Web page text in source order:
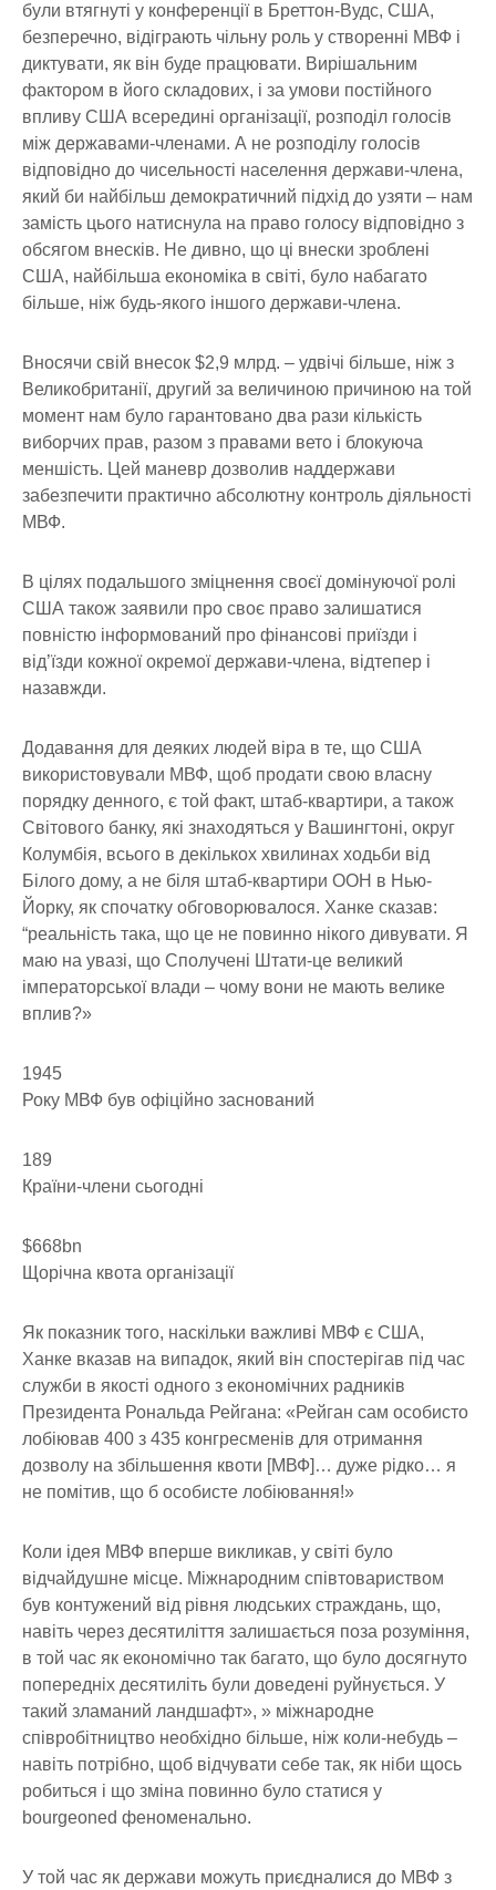
були втягнуті у конференції в Бреттон-Вудс, США,
безперечно, відіграють чільну роль у створенні МВФ і
диктувати, як він буде працювати. Вирішальним
фактором в його складових, і за умови постійного
впливу США всередині організації, розподіл голосів
між державами-членами. А не розподілу голосів
відповідно до чисельності населення держави-члена,
який би найбільш демократичний підхід до узяти – нам
замість цього натиснула на право голосу відповідно з
обсягом внесків. Не дивно, що ці внески зроблені
США, найбільша економіка в світі, було набагато
більше, ніж будь-якого іншого держави-члена.
Вносячи свій внесок $2,9 млрд. – удвічі більше, ніж з
Великобританії, другий за величиною причиною на той
момент нам було гарантовано два рази кількість
виборчих прав, разом з правами вето і блокуюча
меншість. Цей маневр дозволив наддержави
забезпечити практично абсолютну контроль діяльності
МВФ.
В цілях подальшого зміцнення своєї домінуючої ролі
США також заявили про своє право залишатися
повністю інформований про фінансові приїзди і
від’їзди кожної окремої держави-члена, відтепер і
назавжди.
Додавання для деяких людей віра в те, що США
використовували МВФ, щоб продати свою власну
порядку денного, є той факт, штаб-квартири, а також
Світового банку, які знаходяться у Вашингтоні, округ
Колумбія, всього в декількох хвилинах ходьби від
Білого дому, а не біля штаб-квартири ООН в Нью-
Йорку, як спочатку обговорювалося. Ханке сказав:
“реальність така, що це не повинно нікого дивувати. Я
маю на увазі, що Сполучені Штати-це великий
імператорської влади – чому вони не мають велике
вплив?»
1945
Року МВФ був офіційно заснований
189
Країни-члени сьогодні
$668bn
Щорічна квота організації
Як показник того, наскільки важливі МВФ є США,
Ханке вказав на випадок, який він спостерігав під час
служби в якості одного з економічних радників
Президента Рональда Рейгана: «Рейган сам особисто
лобіював 400 з 435 конгресменів для отримання
дозволу на збільшення квоти [МВФ]… дуже рідко… я
не помітив, що б особисте лобіювання!»
Коли ідея МВФ вперше викликав, у світі було
відчайдушне місце. Міжнародним співтовариством
був контужений від рівня людських страждань, що,
навіть через десятиліття залишається поза розуміння,
в той час як економічно так багато, що було досягнуто
попередніх десятиліть були доведені руйнується. У
такий зламаний ландшафт», » міжнародне
співробітництво необхідно більше, ніж коли-небудь –
навіть потрібно, щоб відчувати себе так, як ніби щось
робиться і що зміна повинно було статися у
bourgeoned феноменально.
У той час як держави можуть приєдналися до МВФ з